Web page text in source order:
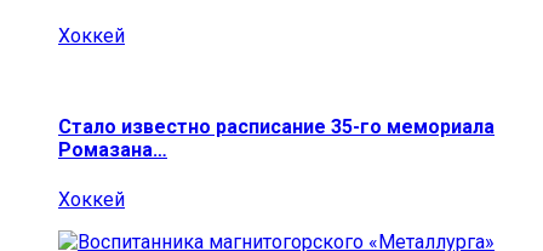
Хоккей
Стало известно расписание 35-го мемориала
Ромазана…
Хоккей